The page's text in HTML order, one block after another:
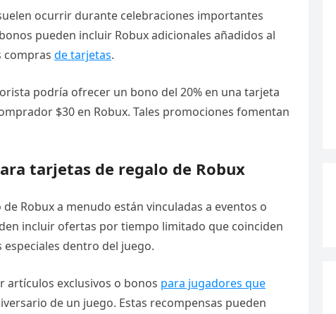
ocurrir durante celebraciones importantes
pueden incluir Robux adicionales añadidos al
compras de tarjetas.
podría ofrecer un bono del 20% en una tarjeta
$30 en Robux. Tales promociones fomentan
tarjetas de regalo de Robux
Robux a menudo están vinculadas a eventos o
incluir ofertas por tiempo limitado que coinciden
dentro del juego.
artículos exclusivos o bonos para jugadores que
de un juego. Estas recompensas pueden